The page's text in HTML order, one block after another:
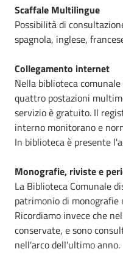
Scaffale Multilingue
Possibilità di
spagnola, inglese,
Collegamento internet
Nella biblioteca
quattro postazioni
servizio è gratuito. Il
interno monitorano e
In biblioteca è presente
Monografie, riviste e
La Biblioteca Comunale
patrimonio di
Ricordiamo invece che
conservate, e sono
nell'arco dell'ultimo anno.